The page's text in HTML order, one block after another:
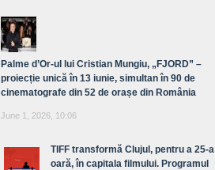
Palme d’Or-ul lui Cristian Mungiu, „FJORD” –
proiecție unică în 13 iunie, simultan în 90 de
cinematografe din 52 de orașe din România
June 1, 2026, 10:06
TIFF transformă Clujul, pentru a 25-a
oară, în capitala filmului. Programul